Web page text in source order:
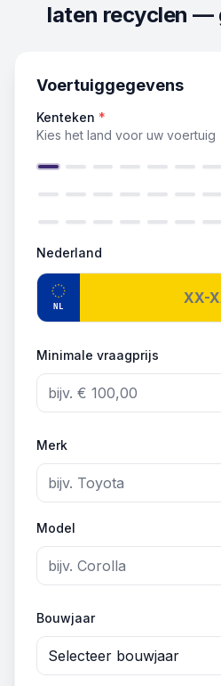
laten recyclen —
Voertuiggegevens
Kenteken *
Kies het land voor uw voertuig
Nederland
NL
Minimale vraagprijs
Merk
Model
Bouwjaar
Selecteer bouwjaar